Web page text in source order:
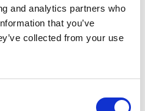
and analytics partners who
that you’ve
collected from your use
di Primavera.
più visitati ci sono stati due
sull’isola, uno dei più